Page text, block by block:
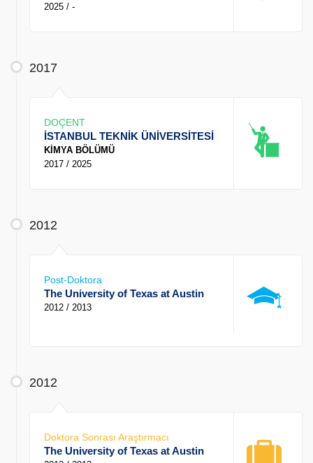
2025 / -
2017
DOÇENT
İSTANBUL TEKNİK ÜNİVERSİTESİ
KİMYA BÖLÜMÜ
2017 / 2025
2012
Post-Doktora
The University of Texas at Austin
2012 / 2013
2012
Doktora Sonrası Araştırmacı
The University of Texas at Austin